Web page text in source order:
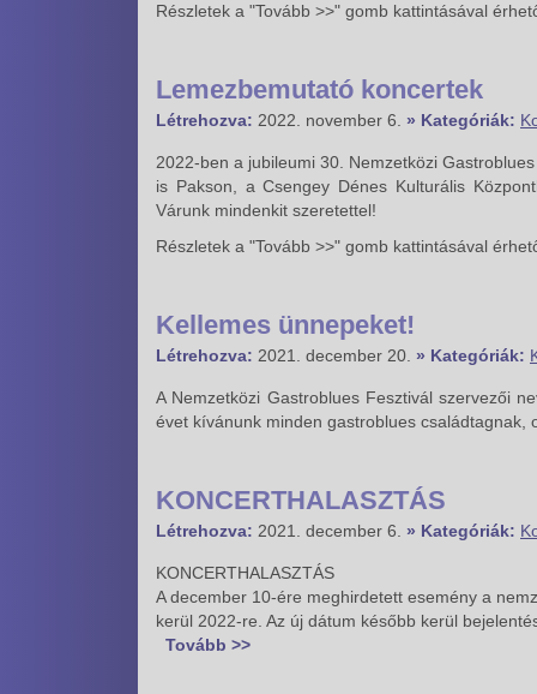
Részletek a "Tovább >>" gomb kattintásával
Lemezbemutató koncertek
Létrehozva: 2022. november 6. » Kategóriák:
2022-ben a jubileumi 30. Nemzetközi
is Pakson, a Csengey Dénes Kulturális
Várunk mindenkit szeretettel!
Részletek a "Tovább >>" gomb kattintásával
Kellemes ünnepeket!
Létrehozva: 2021. december 20. » Kategóriák:
A Nemzetközi Gastroblues Fesztivál szervezői
évet kívánunk minden gastroblues családtagnak,
KONCERTHALASZTÁS
Létrehozva: 2021. december 6. » Kategóriák:
KONCERTHALASZTÁS
A december 10-ére meghirdetett esemény a
kerül 2022-re. Az új dátum később kerül
Tovább >>